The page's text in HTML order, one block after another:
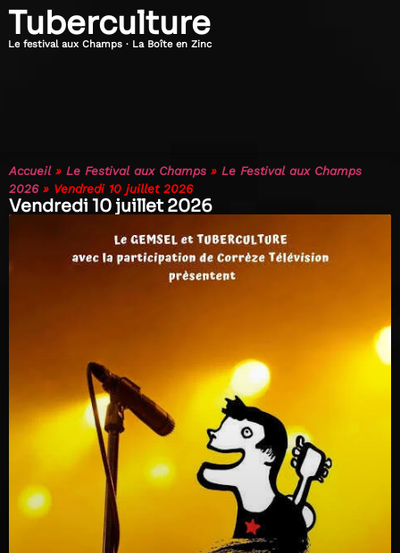
Tuberculture
Le festival aux Champs · La Boîte en Zinc
Accueil» Le Festival aux Champs » Le Festival aux Champs
2026» Vendredi 10 juillet 2026
Vendredi 10 juillet 2026